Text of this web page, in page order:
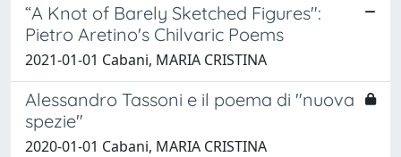
“A Knot of Barely Sketched Figures":
Pietro Aretino's Chilvaric Poems
2021-01-01 Cabani, MARIA CRISTINA
Alessandro Tassoni e il poema di "nuova
spezie"
2020-01-01 Cabani, MARIA CRISTINA